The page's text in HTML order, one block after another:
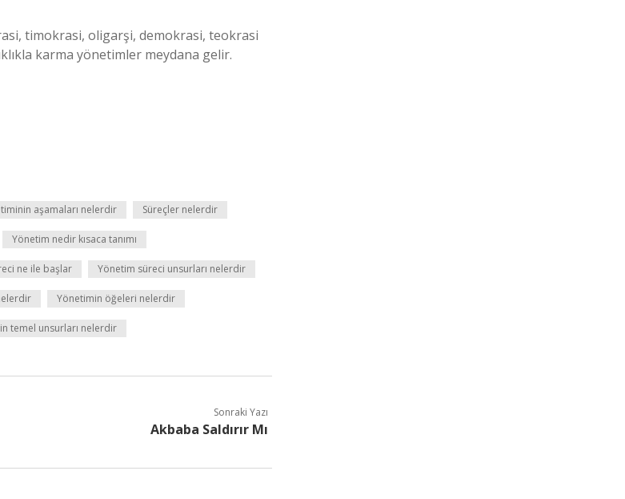
timokrasi, oligarşi, demokrasi, teokrasi
karma yönetimler meydana gelir.
aşamaları nelerdir Süreçler nelerdir
Yönetim nedir kısaca tanımı
ne ile başlar Yönetim süreci unsurları nelerdir
Yönetimin öğeleri nelerdir
temel unsurları nelerdir
Sonraki Yazı
Akbaba Saldırır Mı